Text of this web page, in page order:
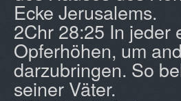
Ecke Jerusalems.
2Chr 28:25 In jeder
Opferhöhen, um
darzubringen. So
seiner Väter.